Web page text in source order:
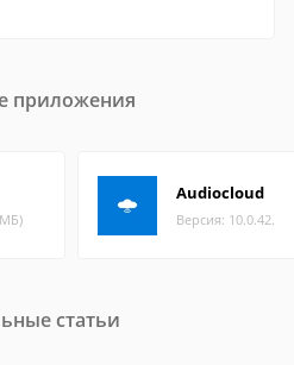
приложения
МБ)
Audiocloud
Версия: 10.0.42.
статьи